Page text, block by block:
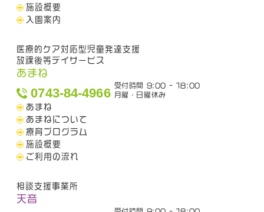
施設概要
入園案内
医療的ケア対応型児童発達支援
放課後等デイサービス
あまね
0743-84-4966
受付時間 9:00 - 18:00
月曜・日曜休み
あまね
あまねについて
療育プログラム
施設概要
ご利用の流れ
相談支援事業所
天音